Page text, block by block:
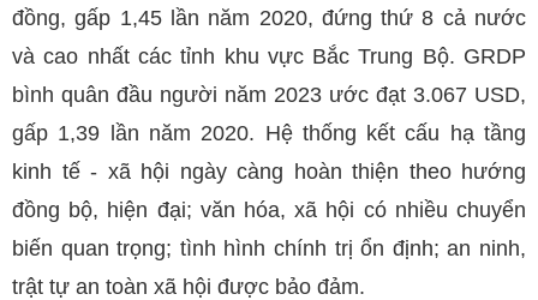
đồng, gấp 1,45 lần năm 2020, đứng thứ 8 cả nước
và cao nhất các tỉnh khu vực Bắc Trung Bộ. GRDP
bình quân đầu người năm 2023 ước đạt 3.067 USD,
gấp 1,39 lần năm 2020. Hệ thống kết cấu hạ tầng
kinh tế - xã hội ngày càng hoàn thiện theo hướng
đồng bộ, hiện đại; văn hóa, xã hội có nhiều chuyển
biến quan trọng; tình hình chính trị ổn định; an ninh,
trật tự an toàn xã hội được bảo đảm.